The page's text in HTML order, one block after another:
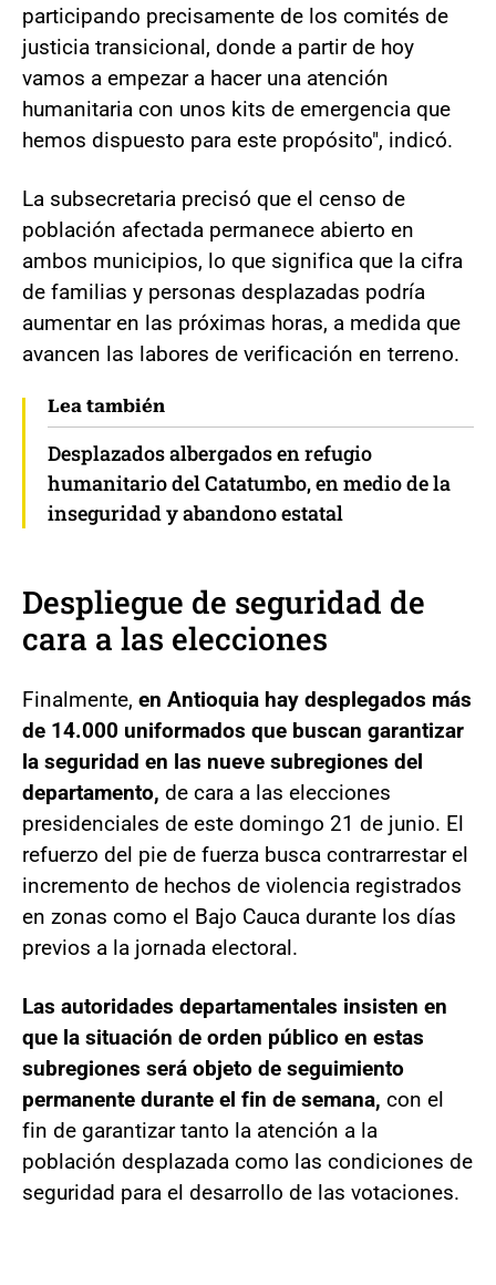
participando precisamente de los comités de
justicia transicional, donde a partir de hoy
vamos a empezar a hacer una atención
humanitaria con unos kits de emergencia que
hemos dispuesto para este propósito", indicó.
La subsecretaria precisó que el censo de
población afectada permanece abierto en
ambos municipios, lo que significa que la cifra
de familias y personas desplazadas podría
aumentar en las próximas horas, a medida que
avancen las labores de verificación en terreno.
Lea también
Desplazados albergados en refugio
humanitario del Catatumbo, en medio de la
inseguridad y abandono estatal
Despliegue de seguridad de
cara a las elecciones
Finalmente, en Antioquia hay desplegados más
de 14.000 uniformados que buscan garantizar
la seguridad en las nueve subregiones del
departamento, de cara a las elecciones
presidenciales de este domingo 21 de junio. El
refuerzo del pie de fuerza busca contrarrestar el
incremento de hechos de violencia registrados
en zonas como el Bajo Cauca durante los días
previos a la jornada electoral.
Las autoridades departamentales insisten en
que la situación de orden público en estas
subregiones será objeto de seguimiento
permanente durante el fin de semana, con el
fin de garantizar tanto la atención a la
población desplazada como las condiciones de
seguridad para el desarrollo de las votaciones.